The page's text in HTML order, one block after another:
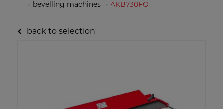
bevelling machines
AKB730FO
back to selection